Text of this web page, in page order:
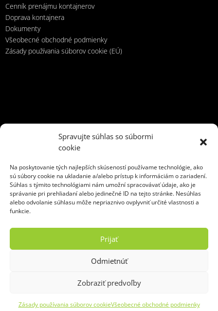
Spravujte súhlas so súbormi
cookie
Na poskytovanie tých najlepších skúseností používame technológie, ako
sú súbory cookie na ukladanie a/alebo prístup k informáciám o zariadení.
Súhlas s týmito technológiami nám umožní spracovávať údaje, ako je
správanie pri prehliadaní alebo jedinečné ID na tejto stránke. Nesúhlas
alebo odvolanie súhlasu môže nepriaznivo ovplyvniť určité vlastnosti a
funkcie.
Prijať
Odmietnúť
Zobraziť predvoľby
Zásady používania súborov cookieVšeobecné obchodné podmienky
Cenník prenájmu kontajnerov
Doprava kontajnera
Dokumenty
Všeobecné obchodné podmienky
Zásady používania súborov cookie (EÚ)
naťahovák
triedenie odpadu
uzamykateľný veľkoobjemový
010 01 Žilina
kontajnery@baulogic.sk
Copyright © 2020 - 2026 Ekoslužby Žilina, s. r. o.